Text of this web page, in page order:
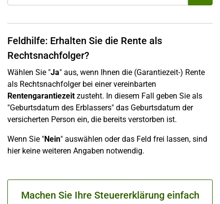
Feldhilfe: Erhalten Sie die Rente als
Rechtsnachfolger?
Wählen Sie "Ja" aus, wenn Ihnen die (Garantiezeit-) Rente
als Rechtsnachfolger bei einer vereinbarten
Rentengarantiezeitzusteht. In diesem Fall geben Sie als
"Geburtsdatum des Erblassers" das Geburtsdatum der
versicherten Person ein, die bereits verstorben ist.
Wenn Sie "Nein" auswählen oder das Feld frei lassen, sind
hier keine weiteren Angaben notwendig.
Machen Sie Ihre Steuererklärung einfach